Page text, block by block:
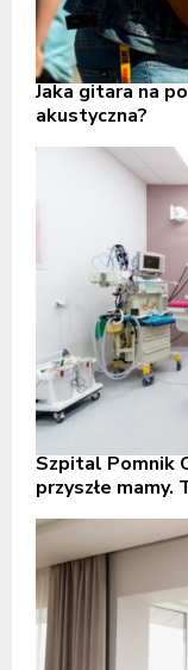
Jaka gitara na
akustyczna?
Szpital Pomnik
przyszłe mamy.